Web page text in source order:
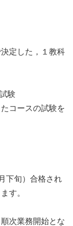
定した，１教科
験
コースの試験を
下旬）合格され
す。
次業務開始とな